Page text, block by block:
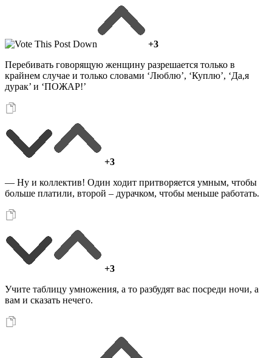
+3
Перебивать говорящую женщину разрешается только в
крайнем случае и только словами ‘Люблю’, ‘Куплю’, ‘Да,я
дурак’ и ‘ПОЖАР!’
+3
— Ну и коллектив! Один ходит притворяется умным, чтобы
больше платили, второй – дурачком, чтобы меньше работать.
+3
Учите таблицу умножения, а то разбудят вас посреди ночи, а
вам и сказать нечего.